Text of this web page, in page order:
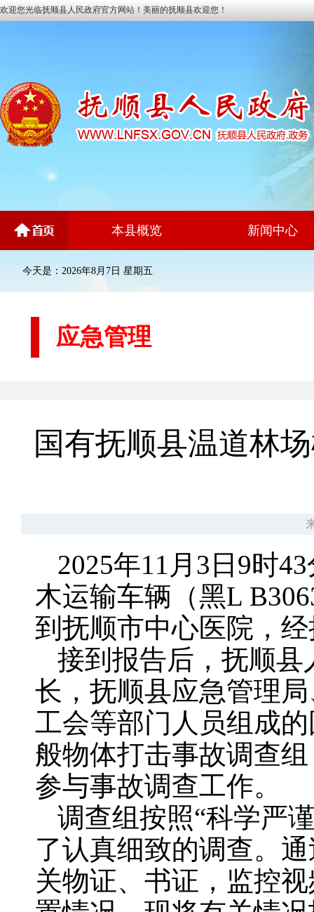
欢迎您光临抚顺县人民政府官方网站！美丽的抚顺县欢迎您！
本县概览 新闻中心
今天是：2026年8月7日 星期五
应急管理
国有抚顺县温道林
2025年11月3日9时
木运输车辆（黑L
到抚顺市中心医院，
接到报告后，抚顺
长，抚顺县应急管理
工会等部门人员组成
般物体打击事故调查
参与事故调查工作。
调查组按照“科学严
了认真细致的调查。
关物证、书证，监控